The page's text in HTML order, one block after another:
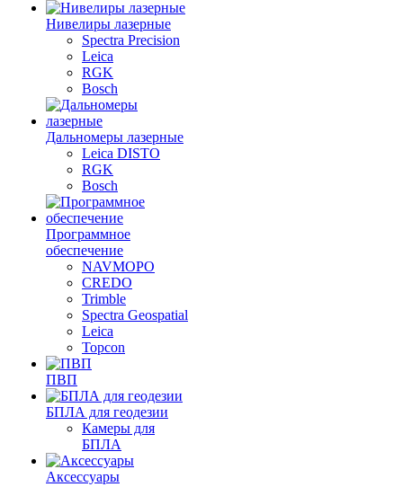
Нивелиры лазерные
Spectra Precision
Leica
RGK
Bosch
Дальномеры лазерные
Leica DISTO
RGK
Bosch
Программное
обеспечение
NAVMOPO
CREDO
Trimble
Spectra Geospatial
Leica
Topcon
ПВП
БПЛА для геодезии
Камеры для
БПЛА
Аксессуары